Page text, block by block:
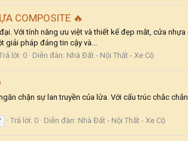
COMPOSITE 🔥
Với tính năng ưu việt và thiết kế đẹp mắt, cửa
pháp đáng tin cậy và...
lời: 0 Diễn đàn: Nhà Đất - Nội Thất - Xe Cộ
chặn sự lan truyền của lửa. Với cấu trúc chắc
Trả lời: 0 Diễn đàn: Nhà Đất - Nội Thất - Xe Cộ